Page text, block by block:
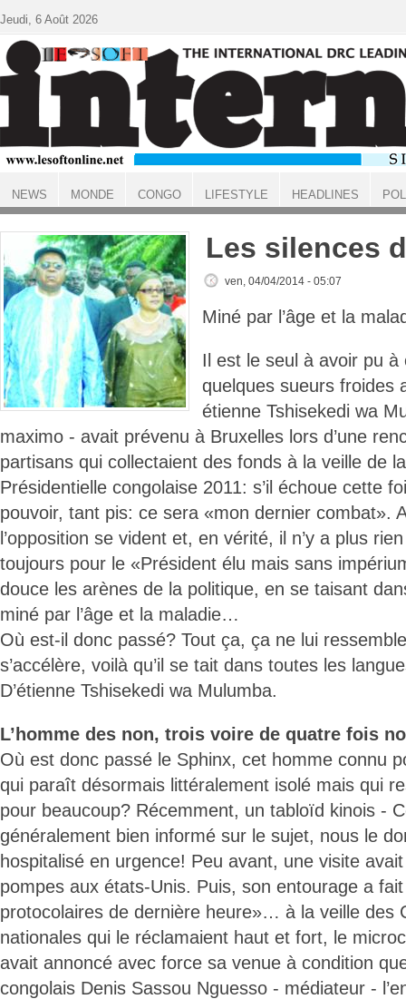
ACCUEIL
Les silences
ven, 04/04/2014 - 05:07
Miné par l’âge et la
Il est le seul à avoir pu à
quelques sueurs froides
étienne Tshisekedi wa
maximo - avait prévenu à Bruxelles lors d’une
partisans qui collectaient des fonds à la veille de
Présidentielle congolaise 2011: s’il échoue cette
pouvoir, tant pis: ce sera «mon dernier combat».
l’opposition se vident et, en vérité, il n’y a plus
toujours pour le «Président élu mais sans
douce les arènes de la politique, en se taisant
miné par l’âge et la maladie…
Où est-il donc passé? Tout ça, ça ne lui
s’accélère, voilà qu’il se tait dans toutes les
D’étienne Tshisekedi wa Mulumba.
L’homme des non, trois voire de quatre fois
Où est donc passé le Sphinx, cet homme connu
qui paraît désormais littéralement isolé mais qui
pour beaucoup? Récemment, un tabloïd kinois -
généralement bien informé sur le sujet, nous le
hospitalisé en urgence! Peu avant, une visite
pompes aux états-Unis. Puis, son entourage a
protocolaires de dernière heure»… à la veille des
nationales qui le réclamaient haut et fort, le
avait annoncé avec force sa venue à condition
congolais Denis Sassou Nguesso - médiateur -
Jeudi, 6 Août 2026
NEWS MONDE CONGO LIFESTYLE HEADLINES